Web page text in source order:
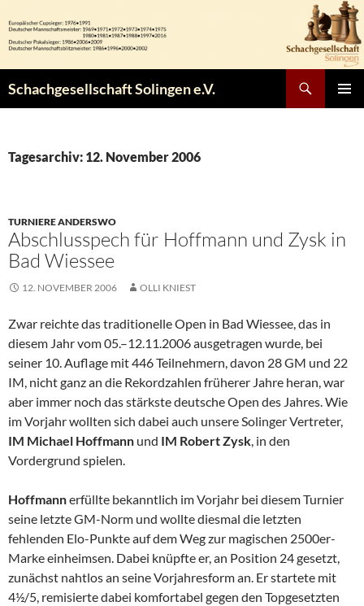
Inhalt
springen
Schachgesellschaft Solingen e.V.
Tagesarchiv: 12. November 2006
TURNIERE ANDERSWO
Abschlusspech für Hoffmann und Zysk in
Bad Wiessee
12. NOVEMBER 2006 OLLI KNIEST
Zwar reichte das traditionelle Open in Bad Wiessee, das in
diesem Jahr vom 05.–12.11.2006 ausgetragen wurde, bei
seiner 10. Auflage mit 446 Teilnehmern, davon 28 GM und 22
IM, nicht ganz an die Rekordzahlen früherer Jahre heran, war
aber immer noch das stärkste deutsche Open des Jahres. Wie
im Vorjahr wollten sich dabei auch unsere Solinger Vertreter,
IM Michael Hoffmann und IM Robert Zysk, in den
Vordergrund spielen.
Hoffmannerfüllte bekanntlich im Vorjahr bei diesem Turnier
seine letzte GM-Norm und wollte diesmal die letzten
fehlenden Elo-Punkte auf dem Weg zur magischen 2500er-
Marke einheimsen. Dabei knüpfte er, an Position 24 gesetzt,
zunächst nahtlos an seine Vorjahresform an. Er startete mit
4½/5, remisierte dabei komfortabel gegen den Topgesetzten